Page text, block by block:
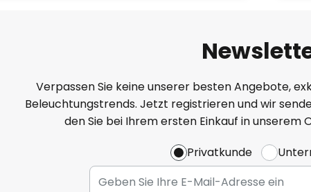
Verpassen Sie keine unserer besten Angebote,
Beleuchtungstrends. Jetzt registrieren und wir
den Sie bei Ihrem ersten Einkauf in unserem
Privatkunde